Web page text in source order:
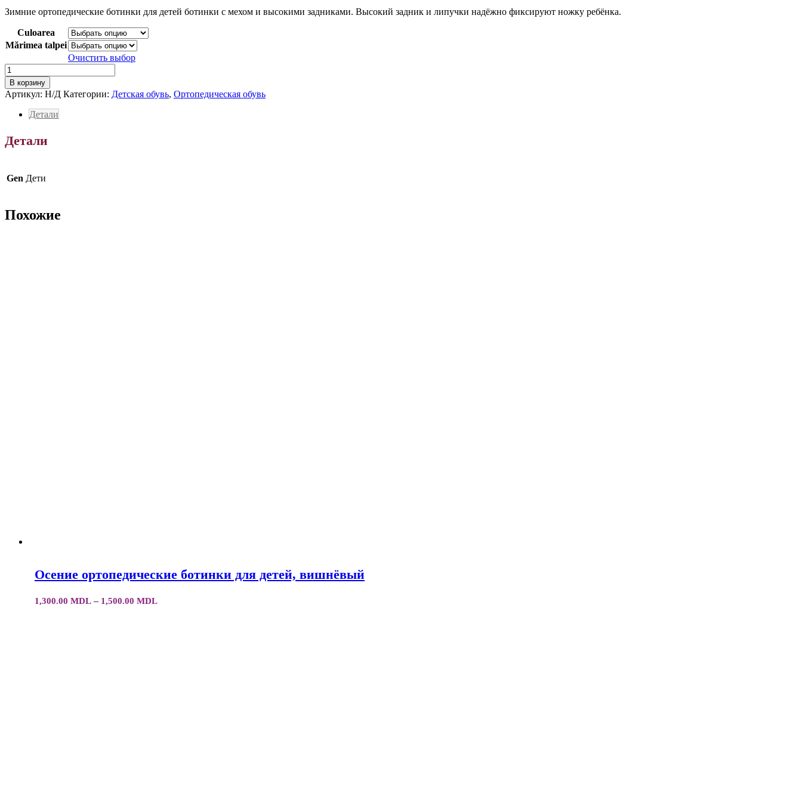
1,400.00 MDL
1,800.00 MDL
Зимние ортопедические ботинки для детей ботинки с мехом и высокими задниками. Высокий задник и липучки надёжно фиксируют ножку ребёнка.
Culoarea
Mărimea talpei
Очистить выбор
Количество
товара
Зимние
ортопедические
ботинки
В корзину
Артикул: Н/Д Категории: Детская обувь, Ортопедическая обувь
Детали
Детали
Gen Дети
Похожие
Осение ортопедические ботинки для детей, вишнёвый
1,300.00 MDL – 1,500.00 MDLДиапазон